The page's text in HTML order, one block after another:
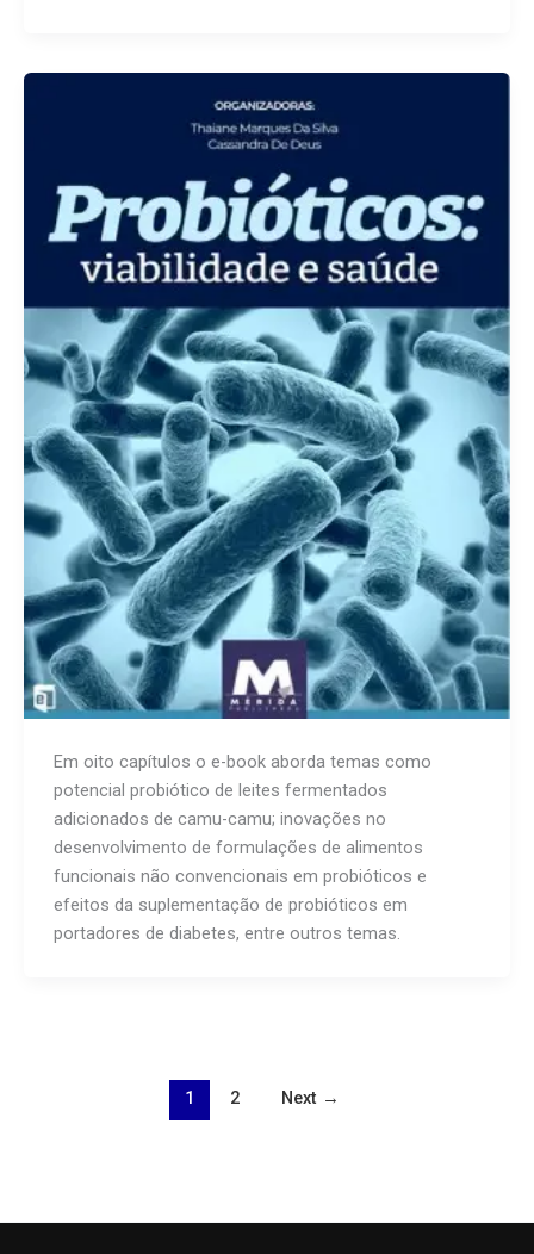
Em oito capítulos o e-book aborda temas como
potencial probiótico de leites fermentados
adicionados de camu-camu; inovações no
desenvolvimento de formulações de alimentos
funcionais não convencionais em probióticos e
efeitos da suplementação de probióticos em
portadores de diabetes, entre outros temas.
1 2 Next →